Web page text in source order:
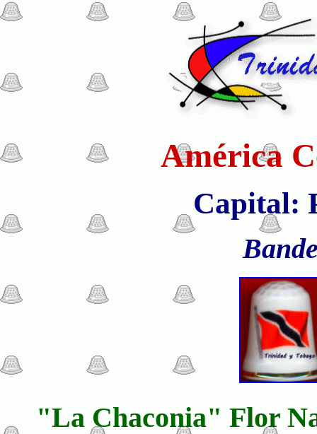
América
Capital:
"La Chaconia" Flor